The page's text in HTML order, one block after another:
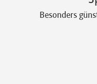
Besonders